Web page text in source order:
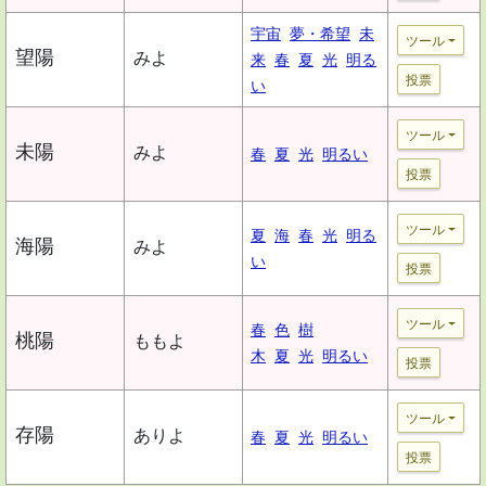
望陽 みよ
宇宙 夢・希望 未
来 春 夏 光 明る
い
ツール
投票
未陽 みよ 春 夏 光 明るい
ツール
投票
海陽 みよ
夏 海 春 光 明る
い
ツール
投票
桃陽 ももよ
春 色 樹
木
夏 光 明るい
ツール
投票
存陽 ありよ 春 夏 光 明るい
ツール
投票